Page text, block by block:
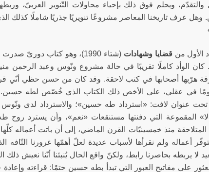
والتقدّم، ويحلم فوق ذلك بإحياء محاولات التّنوير العربيّ،
وهل عرف تاريخنا المعاصر مشروعًا تنويريًا جذريًا شاملًا كذلك
الأول من قضايا وشهادات
(شتاء 1990)، وهو كتاب دوريّ
الوأد كاملًا تقريبًا في حالة مشروع ونّوس وعبد الرحمن
هرّبها أصحابها في كتب لاحقة. وقد كان من حسن حظي أنّي
في عقلي، على الأخص ذلك الكتاب الذي خُصّص لطه حسين.
تحت عنوان لافت: «استرداد طه حسين»؛ والاسترداد لدى
المقموعة التي دفنتها مستنقعات «نعم»، وأن يسترد
المتلاحقة منذ خمسينيّات القرن الماضي، إلى أن باتت أعماله
لتوفّر أعماله ولم نقرأها لأسباب عديدة لعلّ أهمّها غرورنا
يربطه بحاصرنا رابط، ولكنّ واقع الحال يُنبئنا أنّنا نعيش ذلك
على مفاتيح العبور التي تبدأ بطه حسين حتمًا: قراءته